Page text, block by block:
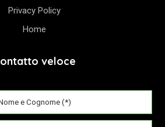
Privacy Policy
Home
veloce